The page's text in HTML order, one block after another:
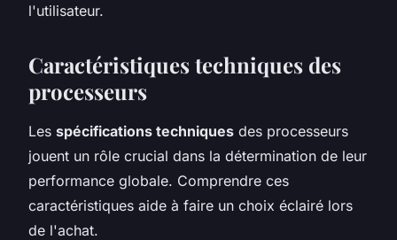
l'utilisateur.
Caractéristiques techniques des
processeurs
Les spécifications techniques des processeurs
jouent un rôle crucial dans la détermination de leur
performance globale. Comprendre ces
caractéristiques aide à faire un choix éclairé lors
de l'achat.